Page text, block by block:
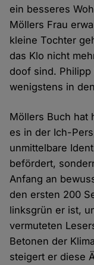
ein besseres
Möllers Frau
kleine Tochter
das Klo nicht
doof sind.
wenigstens in
Möllers Buch hat
es in der Ich-
unmittelbare
befördert,
Anfang an
den ersten 200
linksgrün er ist,
vermuteten
Betonen der
steigert er diese